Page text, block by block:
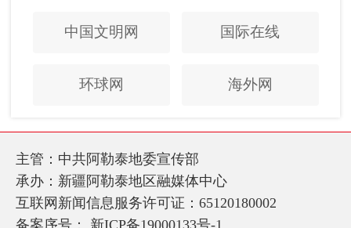
中国文明网 国际在线
环球网 海外网
主管：中共阿勒泰地委宣传部
承办：新疆阿勒泰地区融媒体中心
互联网新闻信息服务许可证：65120180002
备案序号： 新ICP备19000133号-1